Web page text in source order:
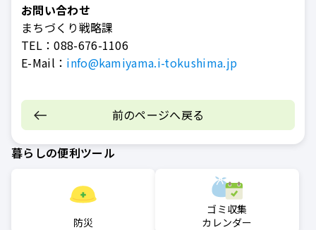
お問い合わせ
まちづくり戦略課
TEL：088-676-1106
E-Mail： info@kamiyama.i-tokushima.jp
前のページへ戻る
暮らしの便利ツール
防災
ゴミ収集
カレンダー